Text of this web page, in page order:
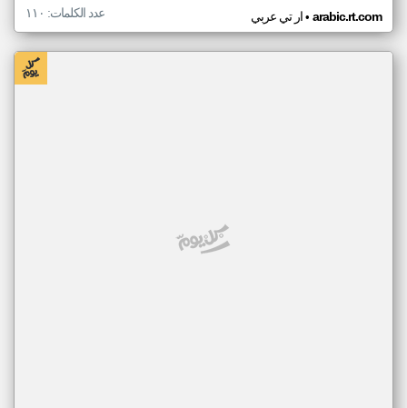
ار تي عربي• arabic.rt.com عدد الكلمات: ١١٠